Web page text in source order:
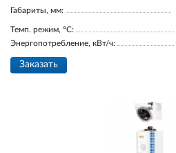
Габариты, мм:
Темп. режим, °С:
Энергопотребление, кВт/ч:
Заказать